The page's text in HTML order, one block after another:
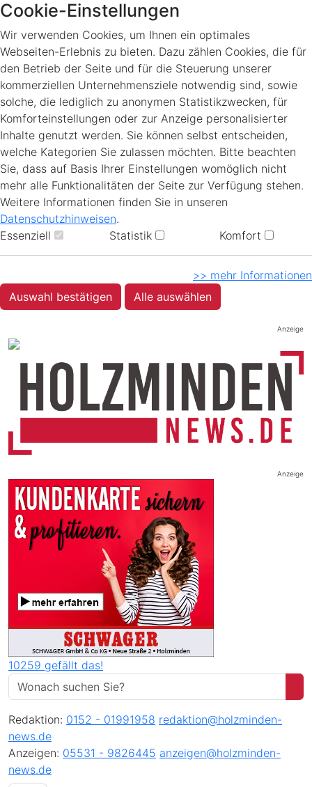
Cookie-Einstellungen
Wir verwenden Cookies, um Ihnen ein optimales
Webseiten-Erlebnis zu bieten. Dazu zählen Cookies, die für
den Betrieb der Seite und für die Steuerung unserer
kommerziellen Unternehmensziele notwendig sind, sowie
solche, die lediglich zu anonymen Statistikzwecken, für
Komforteinstellungen oder zur Anzeige personalisierter
Inhalte genutzt werden. Sie können selbst entscheiden,
welche Kategorien Sie zulassen möchten. Bitte beachten
Sie, dass auf Basis Ihrer Einstellungen womöglich nicht
mehr alle Funktionalitäten der Seite zur Verfügung stehen.
Weitere Informationen finden Sie in unseren
Datenschutzhinweisen.
Essenziell
Statistik Komfort
>> mehr Informationen
Auswahl bestätigen
Alle auswählen
Anzeige
Anzeige
10259 gefällt das!
Redaktion: 0152 - 01991958 redaktion@holzminden-
news.de
Anzeigen: 05531 - 9826445 anzeigen@holzminden-
news.de